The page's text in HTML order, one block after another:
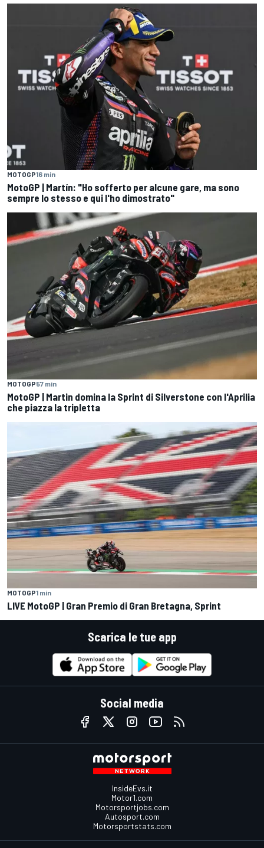
MOTOGP16 min
MotoGP | Martín: "Ho sofferto per alcune gare, ma sono
sempre lo stesso e qui l'ho dimostrato"
MOTOGP57 min
MotoGP | Martin domina la Sprint di Silverstone con l'Aprilia
che piazza la tripletta
MOTOGP1 min
LIVE MotoGP | Gran Premio di Gran Bretagna, Sprint
Scarica le tue app
Social media
InsideEvs.it
Motor1.com
Motorsportjobs.com
Autosport.com
Motorsportstats.com